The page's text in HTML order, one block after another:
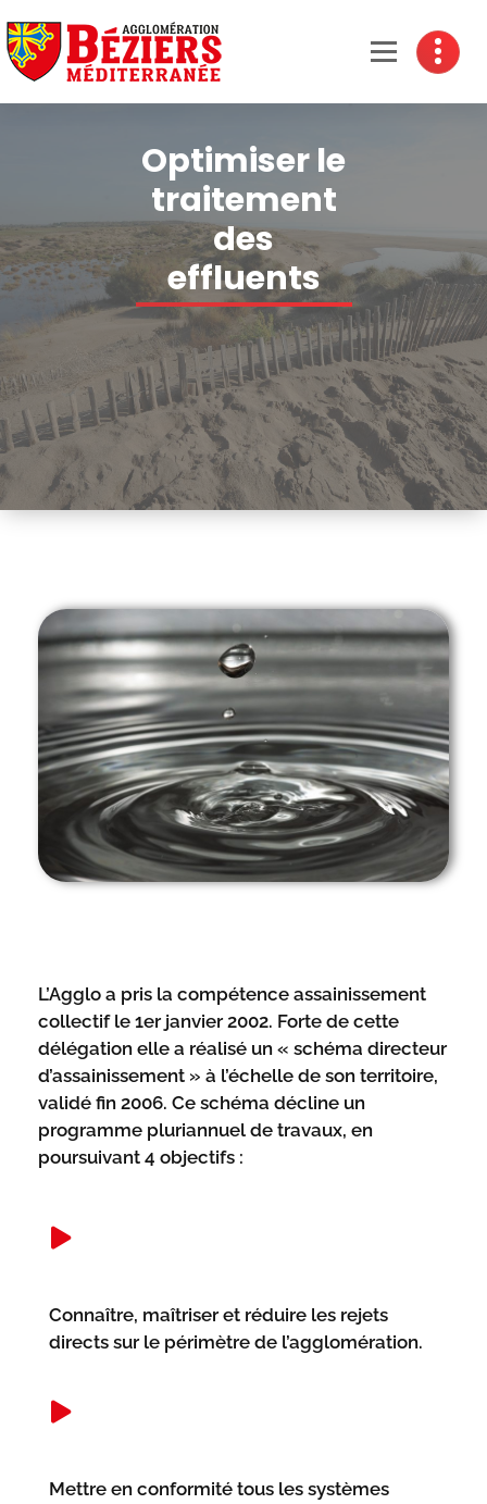
Optimiser le
traitement
des
effluents
Accueil-
Optimiser le
traitement des
effluents
L’Agglo a pris la compétence assainissement
collectif le 1er janvier 2002. Forte de cette
délégation elle a réalisé un « schéma directeur
d’assainissement » à l’échelle de son territoire,
validé fin 2006. Ce schéma décline un
programme pluriannuel de travaux, en
poursuivant 4 objectifs :
Connaître, maîtriser et réduire les rejets
directs sur le périmètre de l’agglomération.
Mettre en conformité tous les systèmes